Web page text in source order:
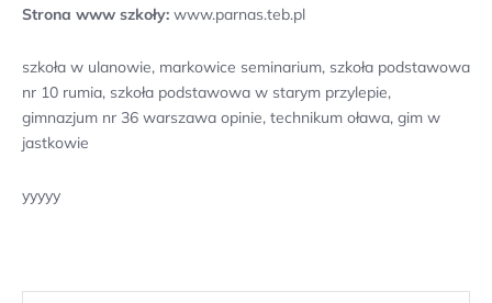
Strona www szkoły: www.parnas.teb.pl
szkoła w ulanowie, markowice seminarium, szkoła podstawowa
nr 10 rumia, szkoła podstawowa w starym przylepie,
gimnazjum nr 36 warszawa opinie, technikum oława, gim w
jastkowie
yyyyy